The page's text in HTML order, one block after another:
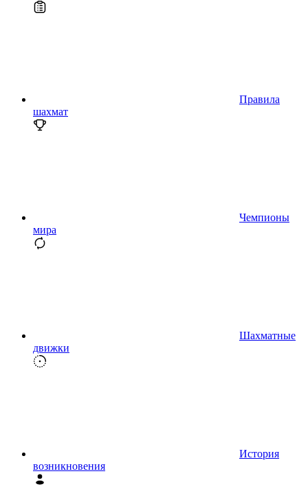
Правила
шахмат
Чемпионы
мира
Шахматные
движки
История
возникновения